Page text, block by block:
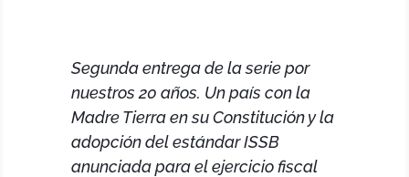
Segunda entrega de la serie por
nuestros 20 años. Un país con la
Madre Tierra en su Constitución y la
adopción del estándar ISSB
anunciada para el ejercicio fiscal